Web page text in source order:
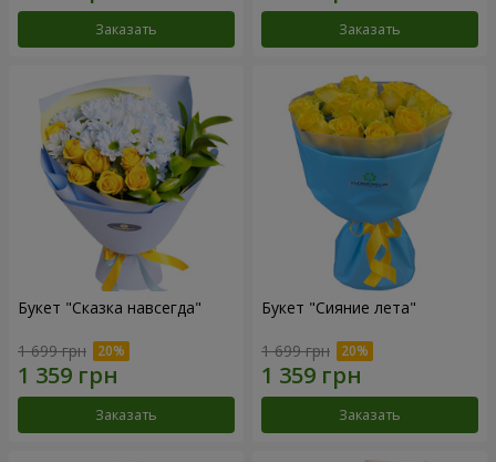
Заказать Заказать
Букет "Сказка навсегда"
1 699 грн
Заказать
Букет "Сияние лета"
1 699 грн
Заказать